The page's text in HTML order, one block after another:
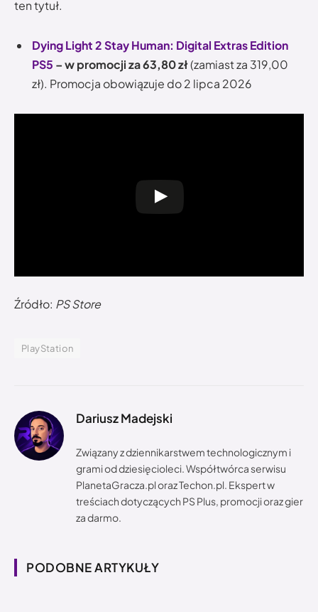
ten tytuł.
Dying Light 2 Stay Human: Digital Extras Edition
PS5 – w promocji za 63,80 zł(zamiast za 319,00
zł). Promocja obowiązuje do 2 lipca 2026
Źródło: PS Store
PlayStation
Dariusz Madejski
Związany z dziennikarstwem technologicznym i
grami od dziesięcioleci. Współtwórca serwisu
PlanetaGracza.pl oraz Techon.pl. Ekspert w
treściach dotyczących PS Plus, promocji oraz gier
za darmo.
PODOBNE ARTYKUŁY